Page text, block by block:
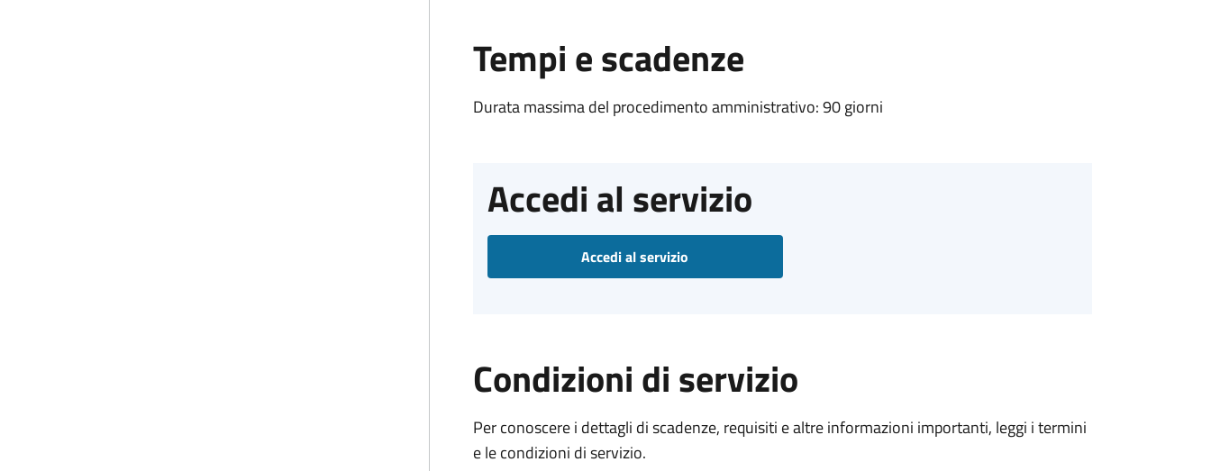
Tempi e scadenze
Durata massima del procedimento amministrativo: 90 giorni
Accedi al servizio
Accedi al servizio
Condizioni di servizio
Per conoscere i dettagli di scadenze, requisiti e altre informazioni importanti, leggi i termini
e le condizioni di servizio.